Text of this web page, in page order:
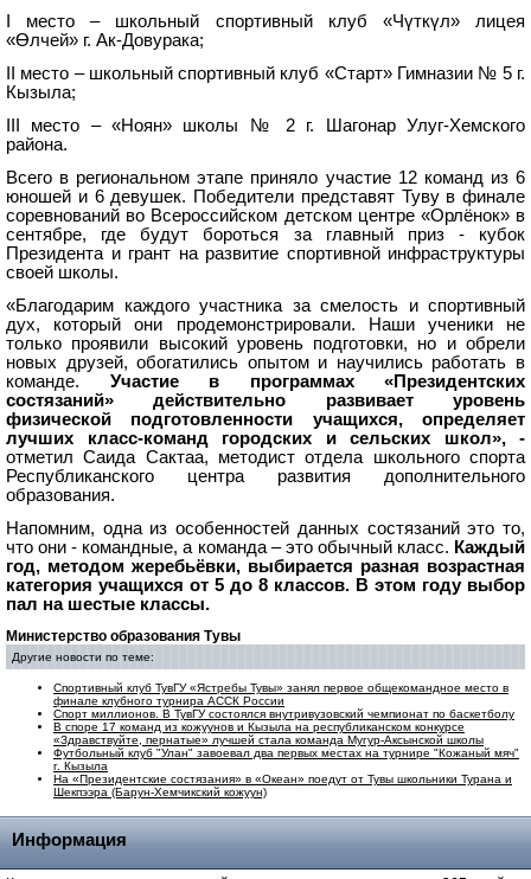
I место – школьный спортивный клуб «Чүткүл» лицея
«Ɵлчей» г. Ак-Довурака;
II место – школьный спортивный клуб «Старт» Гимназии № 5 г.
Кызыла;
III место – «Ноян» школы № 2 г. Шагонар Улуг-Хемского
района.
Всего в региональном этапе приняло участие 12 команд из 6
юношей и 6 девушек. Победители представят Туву в финале
соревнований во Всероссийском детском центре «Орлёнок» в
сентябре, где будут бороться за главный приз - кубок
Президента и грант на развитие спортивной инфраструктуры
своей школы.
«Благодарим каждого участника за смелость и спортивный
дух, который они продемонстрировали. Наши ученики не
только проявили высокий уровень подготовки, но и обрели
новых друзей, обогатились опытом и научились работать в
команде. Участие в программах «Президентских
состязаний» действительно развивает уровень
физической подготовленности учащихся, определяет
лучших класс-команд городских и сельских школ», -
отметил Саида Сактаа, методист отдела школьного спорта
Республиканского центра развития дополнительного
образования.
Напомним, одна из особенностей данных состязаний это то,
что они - командные, а команда – это обычный класс. Каждый
год, методом жеребьёвки, выбирается разная возрастная
категория учащихся от 5 до 8 классов. В этом году выбор
пал на шестые классы.
Министерство образования Тувы
Другие новости по теме:
Спортивный клуб ТувГУ «Ястребы Тувы» занял первое общекомандное место в
финале клубного турнира АССК России
Спорт миллионов. В ТувГУ состоялся внутривузовский чемпионат по баскетболу
В споре 17 команд из кожуунов и Кызыла на республиканском конкурсе
«Здравствуйте, пернатые» лучшей стала команда Мугур-Аксынской школы
Футбольный клуб "Улан" завоевал два первых местах на турнире "Кожаный мяч"
г. Кызыла
На «Президентские состязания» в «Океан» поедут от Тувы школьники Турана и
Шекпээра (Барун-Хемчикский кожуун)
Информация